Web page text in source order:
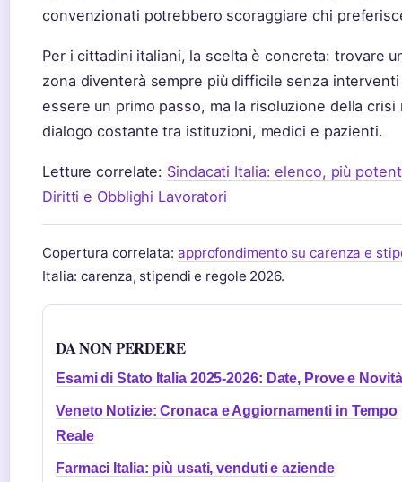
convenzionati potrebbero scoraggiare chi
Per i cittadini italiani, la scelta è concreta: trovare
zona diventerà sempre più difficile senza
essere un primo passo, ma la risoluzione della
dialogo costante tra istituzioni, medici e pazienti.
Letture correlate: Sindacati Italia: elenco, più
Diritti e Obblighi Lavoratori
Copertura correlata: approfondimento su carenza e
Italia: carenza, stipendi e regole 2026.
DA NON PERDERE
Esami di Stato Italia 2025-2026: Date, Prove e Novità
Veneto Notizie: Cronaca e Aggiornamenti in Tempo
Reale
Farmaci Italia: più usati, venduti e aziende